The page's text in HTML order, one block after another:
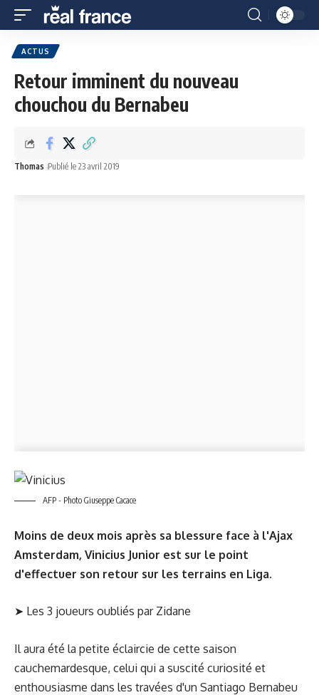
ACTUS
Retour imminent du nouveau
chouchou du Bernabeu
Thomas Publié le 23 avril 2019
AFP - Photo Giuseppe Cacace
Moins de deux mois après sa blessure face à l'Ajax
Amsterdam, Vinicius Junior est sur le point
d'effectuer son retour sur les terrains en Liga.
➤ Les 3 joueurs oubliés par Zidane
Il aura été la petite éclaircie de cette saison
cauchemardesque, celui qui a suscité curiosité et
enthousiasme dans les travées d'un Santiago Bernabeu